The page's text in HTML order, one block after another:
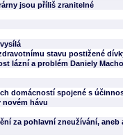
jsou příliš zranitelné
stavu postižené
lázní a problém Daniely
domácností spojené s
novém hávu
za pohlavní zneužívání,